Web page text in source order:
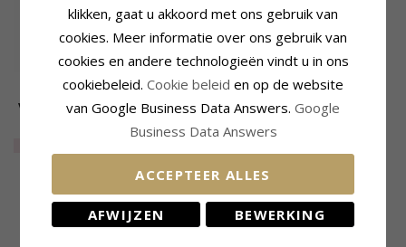
42 cm plus 3 cm
verlengketting ketting met
hanger in 14 karaat goud
944,-
klikken, gaat u akkoord met ons gebruik van
cookies. Meer informatie over ons gebruik van
cookies en andere technologieën vindt u in ons
cookiebeleid. Cookie beleid en op de website
van Google Business Data Answers. Google
Business Data Answers
ACCEPTEER ALLES
AFWIJZEN BEWERKING